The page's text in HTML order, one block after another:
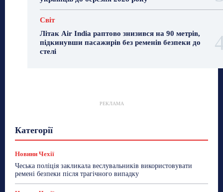
Світ
Літак Air India раптово знизився на 90 метрів,
підкинувши пасажирів без ременів безпеки до
стелі
РЕКЛАМА
Категорії
Новини Чехії
Сад та город
ТехноМанія
Топ-новини Фоторепортаж
Новини Чехії
Чеська поліція закликала веслувальників використовувати
ремені безпеки після трагічного випадку